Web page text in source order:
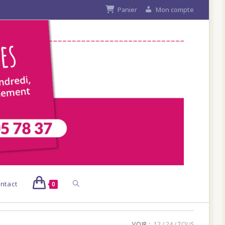
Panier Mon compte
0 Toggle